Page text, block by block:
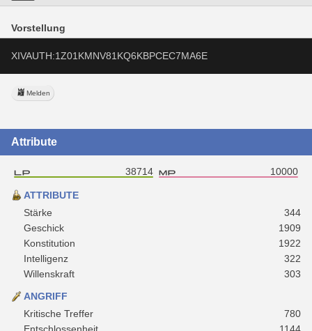
Vorstellung
XIVAUTH:1Z01KMNV81KQ6KBPCEC7MA6E
Melden
Attribute
38714 10000
ATTRIBUTE
Stärke
344
Geschick
1909
Konstitution
1922
Intelligenz
322
Willenskraft
303
ANGRIFF
Kritische Treffer
780
Entschlossenheit
1144